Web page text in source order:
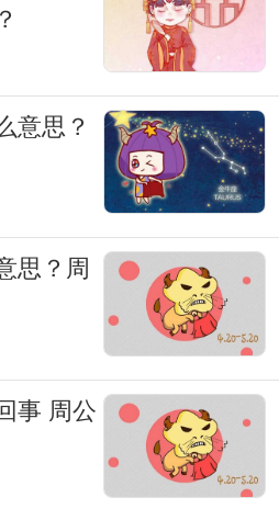
意思？
思？周
事 周公